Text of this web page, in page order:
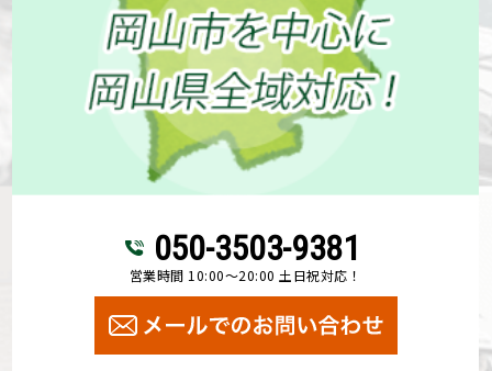
050-3503-9381
営業時間 10:00～20:00 土日祝対応！